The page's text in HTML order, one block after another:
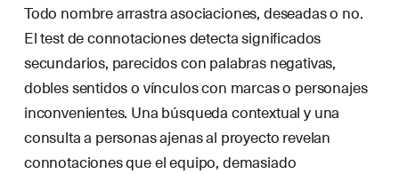
Todo nombre arrastra asociaciones, deseadas o no.
El test de connotaciones detecta significados
secundarios, parecidos con palabras negativas,
dobles sentidos o vínculos con marcas o personajes
inconvenientes. Una búsqueda contextual y una
consulta a personas ajenas al proyecto revelan
connotaciones que el equipo, demasiado